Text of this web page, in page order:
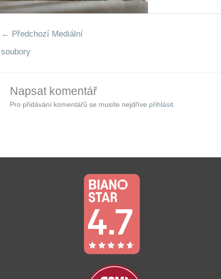
← Předchozí Mediální
soubory
Napsat komentář
Pro přidávání komentářů se musíte nejdříve přihlásit